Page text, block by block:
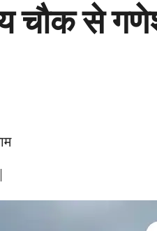
चौक से